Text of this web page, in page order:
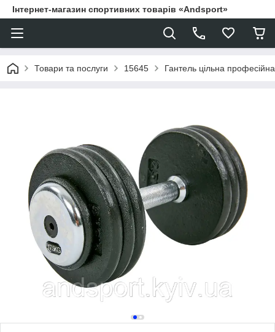
Інтернет-магазин спортивних товарів «Andsport»
Товари та послуги 15645 Гантель цільна